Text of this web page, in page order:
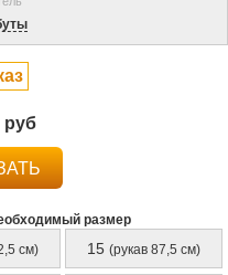
руб
размер
см) 15 (рукав 87,5 см)